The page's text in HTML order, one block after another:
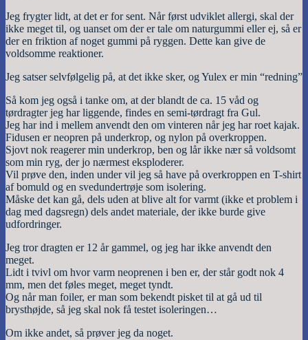
Jeg frygter lidt, at det er for sent. Når først udviklet allergi, skal der
ikke meget til, og uanset om der er tale om naturgummi eller ej, så er
der en friktion af noget gummi på ryggen. Dette kan give de
voldsomme reaktioner.
Jeg satser selvfølgelig på, at det ikke sker, og Yulex er min “redning”
Så kom jeg også i tanke om, at der blandt de ca. 15 våd og
tørdragter jeg har liggende, findes en semi-tørdragt fra Gul.
Jeg har ind i mellem anvendt den om vinteren når jeg har roet kajak.
Fidusen er neopren på underkrop, og nylon på overkroppen.
Sjovt nok reagerer min underkrop, ben og lår ikke nær så voldsomt
som min ryg, der jo nærmest eksploderer.
Vil prøve den, inden under vil jeg så have på overkroppen en T-shirt
af bomuld og en svedundertrøje som isolering.
Måske det kan gå, dels uden at blive alt for varmt (ikke et problem i
dag med dagsregn) dels andet materiale, der ikke burde give
udfordringer.
Jeg tror dragten er 12 år gammel, og jeg har ikke anvendt den
meget.
Lidt i tvivl om hvor varm neoprenen i ben er, der står godt nok 4
mm, men det føles meget, meget tyndt.
Og når man foiler, er man som bekendt pisket til at gå ud til
brysthøjde, så jeg skal nok få testet isoleringen…
Om ikke andet, så prøver jeg da noget.